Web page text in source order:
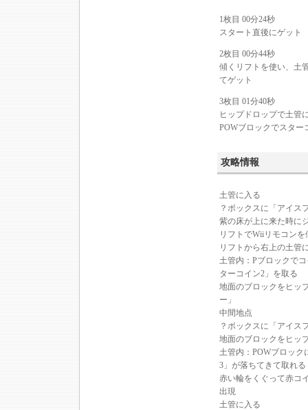
1枚目 00分24秒
スタート直後にゲット
2枚目 00分44秒
傾くリフトを使い、土
てゲット
3枚目 01分40秒
ヒップドロップで土管
POWブロックでスター
攻略情報
土管に入る
？ボックスに「アイス
紫の床が上に来た時に
リフトでWiiリモコン
リフトから右上の土管
土管内：Pブロックで
ターコイン2」を取る
地面のブロックをヒッ
ー」
中間地点
？ボックスに「アイス
地面のブロックをヒッ
土管内：POWブロック
3」が落ちてきて取れる
赤い輪をくぐって赤コ
出現
土管に入る